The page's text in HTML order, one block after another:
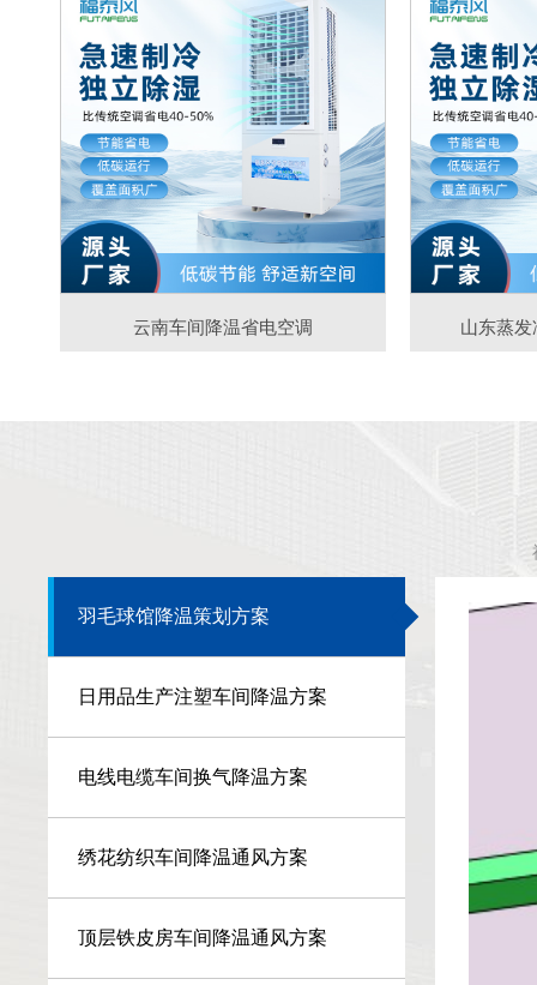
云南车间降温省电空调 山东蒸
羽毛球馆降温策划方案
日用品生产注塑车间降温方案
电线电缆车间换气降温方案
绣花纺织车间降温通风方案
顶层铁皮房车间降温通风方案